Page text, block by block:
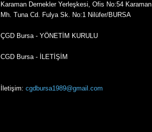
Karaman Dernekler Yerleşkesi, Ofis No:54 Karaman
Mh. Tuna Cd. Fulya Sk. No:1 Nilüfer/BURSA
ÇGD Bursa - YÖNETİM KURULU
CGD Bursa - İLETİŞİM
İletişim: cgdbursa1989@gmail.com